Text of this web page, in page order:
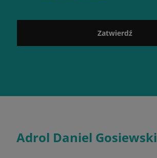
Zatwierdź
Adrol Daniel Gosiewski